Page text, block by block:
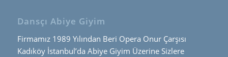
Dansçı Abiye Giyim
Firmamız 1989 Yılından Beri Opera Onur Çarşısı
Kadıköy İstanbul’da Abiye Giyim Üzerine Sizlere